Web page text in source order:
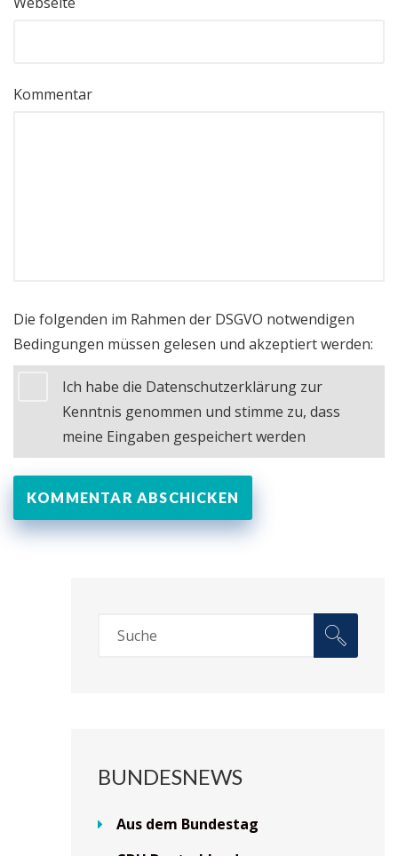
Kommentar
Die folgenden im Rahmen der DSGVO notwendigen
Bedingungen müssen gelesen und akzeptiert werden:
Ich habe die Datenschutzerklärung zur
Kenntnis genommen und stimme zu, dass
meine Eingaben gespeichert werden
BUNDESNEWS
Aus dem Bundestag